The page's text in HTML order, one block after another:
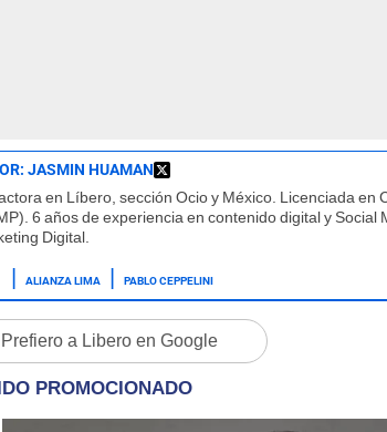
JASMIN HUAMAN
en Líbero, sección Ocio y México. Licenciada en
6 años de experiencia en contenido digital y Social
Digital.
ALIANZA LIMA PABLO CEPPELINI
Prefiero a Libero en Google